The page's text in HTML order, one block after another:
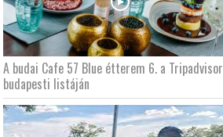
A budai Cafe 57 Blue étterem 6. a Tripadvisor
budapesti listáján